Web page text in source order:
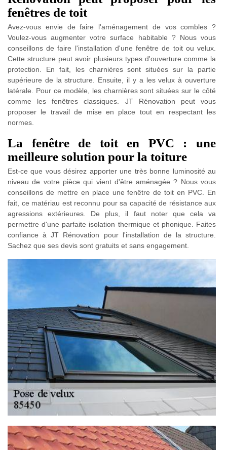
fenêtres de toit
Avez-vous envie de faire l'aménagement de vos combles ?
Voulez-vous augmenter votre surface habitable ? Nous vous
conseillons de faire l'installation d'une fenêtre de toit ou velux.
Cette structure peut avoir plusieurs types d'ouverture comme la
protection. En fait, les charnières sont situées sur la partie
supérieure de la structure. Ensuite, il y a les velux à ouverture
latérale. Pour ce modèle, les charnières sont situées sur le côté
comme les fenêtres classiques. JT Rénovation peut vous
proposer le travail de mise en place tout en respectant les
normes.
La fenêtre de toit en PVC : une
meilleure solution pour la toiture
Est-ce que vous désirez apporter une très bonne luminosité au
niveau de votre pièce qui vient d'être aménagée ? Nous vous
conseillons de mettre en place une fenêtre de toit en PVC. En
fait, ce matériau est reconnu pour sa capacité de résistance aux
agressions extérieures. De plus, il faut noter que cela va
permettre d'une parfaite isolation thermique et phonique. Faites
confiance à JT Rénovation pour l'installation de la structure.
Sachez que ses devis sont gratuits et sans engagement.